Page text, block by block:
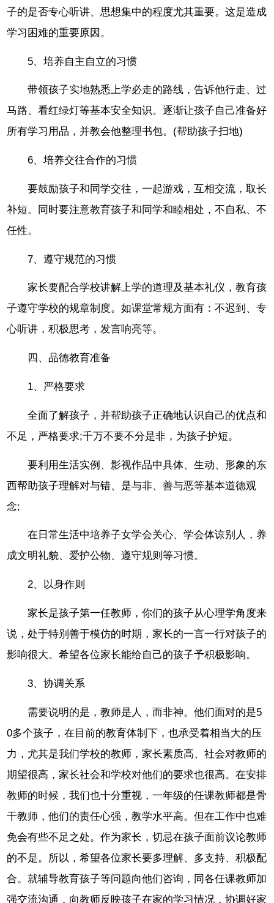
子的是否专心听讲、思想集中的程度尤其重要。这是造成
学习困难的重要原因。
5、培养自主自立的习惯
带领孩子实地熟悉上学必走的路线，告诉他行走、过
马路、看红绿灯等基本安全知识。逐渐让孩子自己准备好
所有学习用品，并教会他整理书包。(帮助孩子扫地)
6、培养交往合作的习惯
要鼓励孩子和同学交往，一起游戏，互相交流，取长
补短。同时要注意教育孩子和同学和睦相处，不自私、不
任性。
7、遵守规范的习惯
家长要配合学校讲解上学的道理及基本礼仪，教育孩
子遵守学校的规章制度。如课堂常规方面有：不迟到、专
心听讲，积极思考，发言响亮等。
四、品德教育准备
1、严格要求
全面了解孩子，并帮助孩子正确地认识自己的优点和
不足，严格要求;千万不要不分是非，为孩子护短。
要利用生活实例、影视作品中具体、生动、形象的东
西帮助孩子理解对与错、是与非、善与恶等基本道德观
念;
在日常生活中培养子女学会关心、学会体谅别人，养
成文明礼貌、爱护公物、遵守规则等习惯。
2、以身作则
家长是孩子第一任教师，你们的孩子从心理学角度来
说，处于特别善于模仿的时期，家长的一言一行对孩子的
影响很大。希望各位家长能给自己的孩子予积极影响。
3、协调关系
需要说明的是，教师是人，而非神。他们面对的是5
0多个孩子，在目前的教育体制下，也承受着相当大的压
力，尤其是我们学校的教师，家长素质高、社会对教师的
期望很高，家长社会和学校对他们的要求也很高。在安排
教师的时候，我们也十分重视，一年级的任课教师都是骨
干教师，他们的责任心强，教学水平高。但在工作中也难
免会有些不足之处。作为家长，切忌在孩子面前议论教师
的不是。所以，希望各位家长要多理解、多支持、积极配
合。就辅导教育孩子等问题向他们咨询，同各任课教师加
强交流沟通，向教师反映孩子在家的学习情况，协调好家